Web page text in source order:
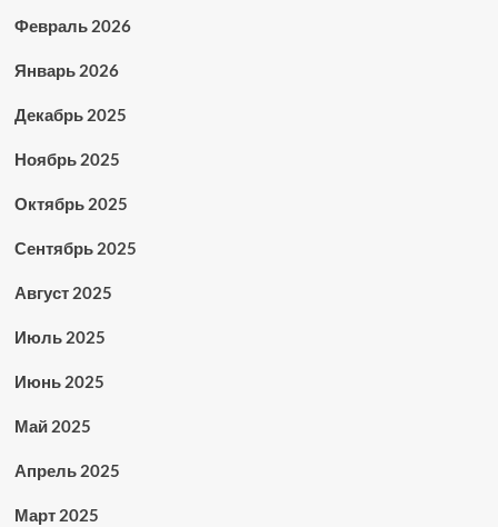
Февраль 2026
Январь 2026
Декабрь 2025
Ноябрь 2025
Октябрь 2025
Сентябрь 2025
Август 2025
Июль 2025
Июнь 2025
Май 2025
Апрель 2025
Март 2025